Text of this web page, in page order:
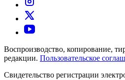
Воспроизводство, копирование,
редакции. Пользовательское
Свидетельство регистрации